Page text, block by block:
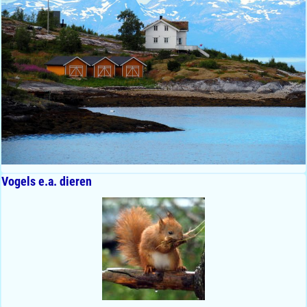
Vogels e.a. dieren